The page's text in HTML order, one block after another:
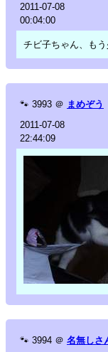
2011-07-08
00:04:00
チビ子ちゃん、もう
🐾 3993 ＠ まめぞう
2011-07-08
22:44:09
🐾 3994 ＠ 名無しさ